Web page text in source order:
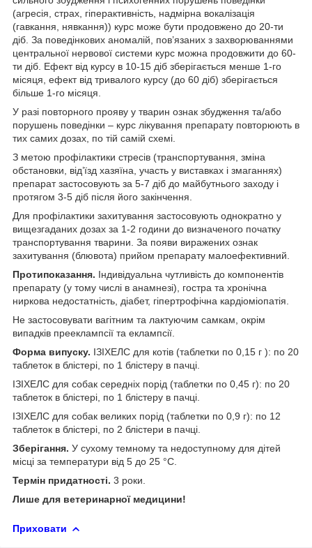
(агресія, страх, гіперактивність, надмірна вокалізація
(гавкання, нявкання)) курс може бути продовжено до 20-ти
діб. За поведінкових аномалій, пов’язаних з захворюваннями
центральної нервової системи курс можна продовжити до 60-
ти діб. Ефект від курсу в 10-15 діб зберігається менше 1-го
місяця, ефект від тривалого курсу (до 60 діб) зберігається
більше 1-го місяця.
У разі повторного прояву у тварин ознак збудження та/або
порушень поведінки – курс лікування препарату повторюють в
тих самих дозах, по тій самій схемі.
З метою профілактики стресів (транспортування, зміна
обстановки, від’їзд хазяїна, участь у виставках і змаганнях)
препарат застосовують за 5-7 діб до майбутнього заходу і
протягом 3-5 діб після його закінчення.
Для профілактики захитування застосовують однократно у
вищезгаданих дозах за 1-2 години до визначеного початку
транспортування тварини. За появи виражених ознак
захитування (блювота) прийом препарату малоефективний.
Протипоказання. Індивідуальна чутливість до компонентів
препарату (у тому числі в анамнезі), гостра та хронічна
ниркова недостатність, діабет, гіпертрофічна кардіоміопатія.
Не застосовувати вагітним та лактуючим самкам, окрім
випадків прееклампсії та еклампсії.
Форма випуску. ІЗІХЕЛС для котів (таблетки по 0,15 г ): по 20
таблеток в блістері, по 1 блістеру в пачці.
ІЗІХЕЛС для собак середніх порід (таблетки по 0,45 г): по 20
таблеток в блістері, по 1 блістеру в пачці.
ІЗІХЕЛС для собак великих порід (таблетки по 0,9 г): по 12
таблеток в блістері, по 2 блістери в пачці.
Зберігання. У сухому темному та недоступному для дітей
місці за температури від 5 до 25 °С.
Термін придатності. 3 роки.
Лише для ветеринарної медицини!
Приховати